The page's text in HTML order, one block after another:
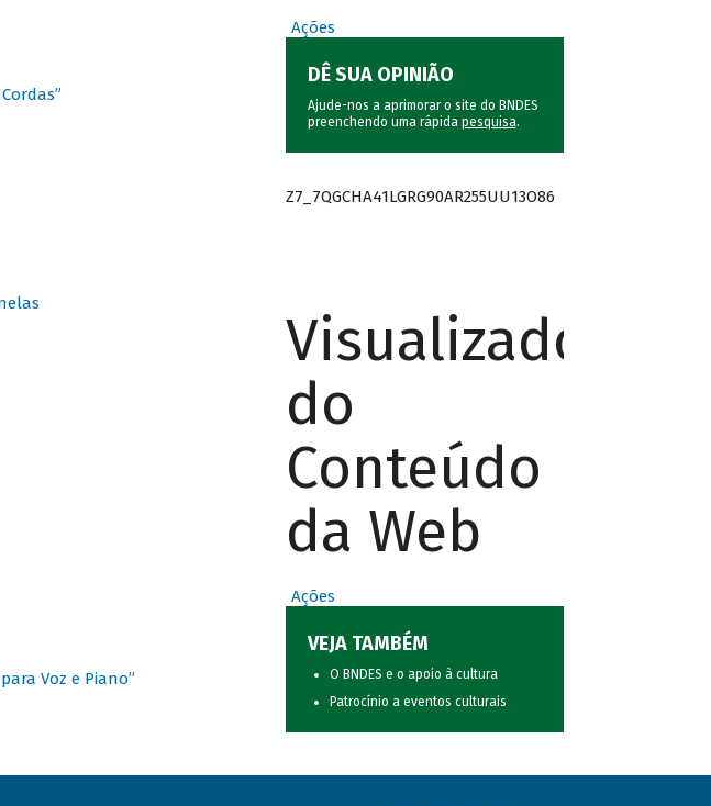
Voz e Piano”
Ações
DÊ SUA OPINIÃO
Ajude-nos a aprimorar o site do BNDES
preenchendo uma rápida pesquisa.
Z7_7QGCHA41LGRG90AR255UU13O86
Visualizador
do
Conteúdo
da Web
Ações
VEJA TAMBÉM
O BNDES e o apoio à cultura
Patrocínio a eventos culturais